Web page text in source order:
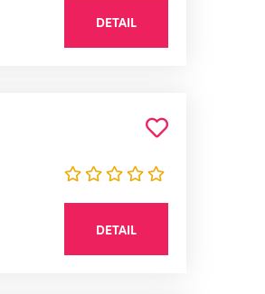
DETAIL
DETAIL